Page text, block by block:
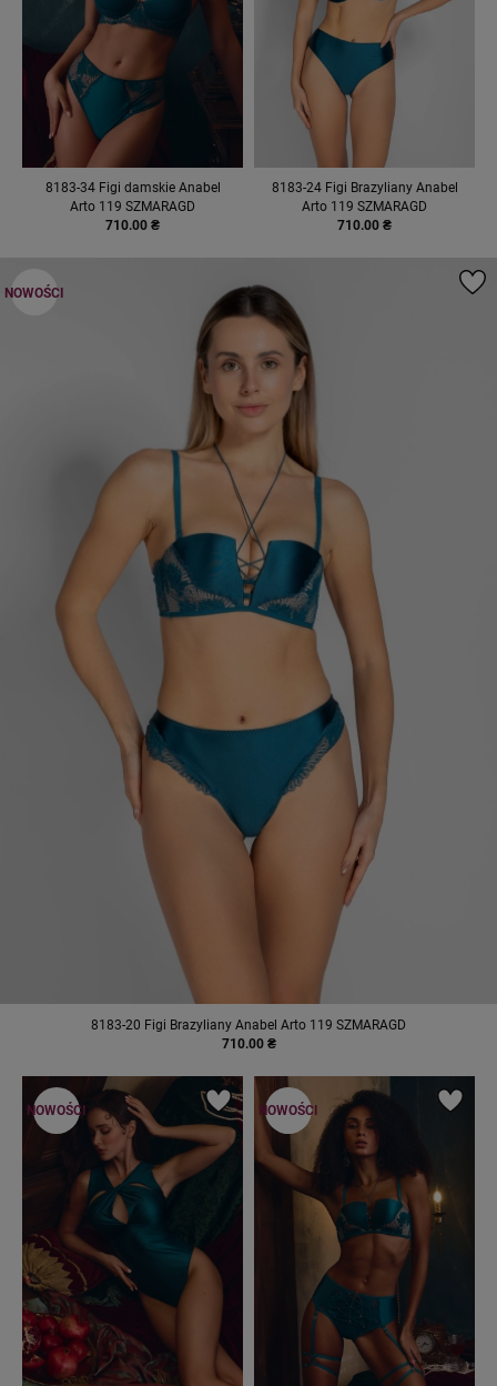
8183-34 Figi damskie Anabel
Arto 119 SZMARAGD
710.00 ₴
8183-24 Figi Brazyliany Anabel
Arto 119 SZMARAGD
710.00 ₴
8183-20 Figi Brazyliany Anabel Arto 119 SZMARAGD
710.00 ₴
NOWOŚCI
NOWOŚCI NOWOŚCI